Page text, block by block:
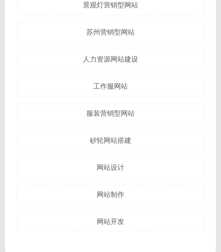
景观灯营销型网站
苏州营销型网站
人力资源网站建设
工作服网站
服装营销型网站
砂轮网站搭建
网站设计
网站制作
网站开发